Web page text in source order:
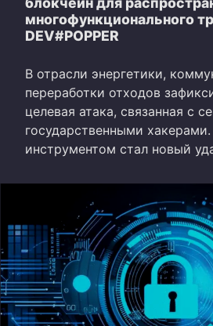
многофункционального
DEV#POPPER
В отрасли энергетики,
переработки отходов
целевая атака, связанная с
государственными
инструментом стал новый